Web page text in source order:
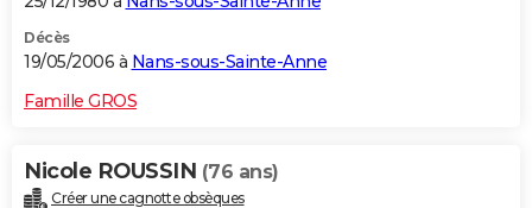
Décès
19/05/2006 à Nans-sous-Sainte-Anne
Famille GROS
Nicole ROUSSIN (76 ans)
Créer une cagnotte obsèques